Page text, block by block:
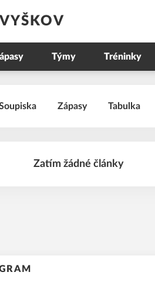
Týmy Tréninky
Zápasy Tabulka
Zatím žádné články